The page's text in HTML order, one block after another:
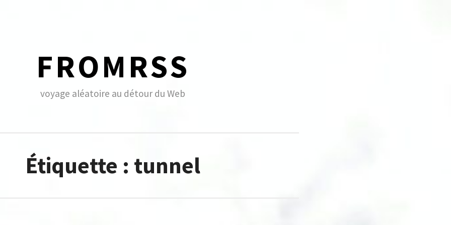
FROMRSS
voyage aléatoire au détour du Web
Étiquette : tunnel